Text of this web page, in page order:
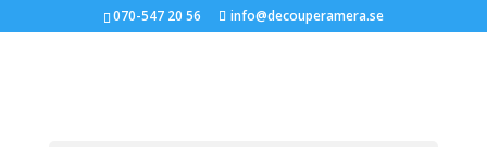
070-547 20 56 info@decouperamera.se